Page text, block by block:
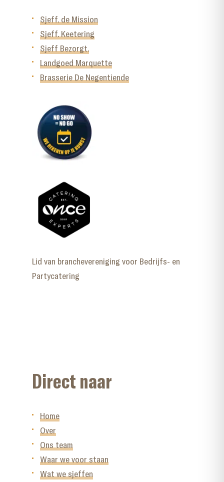
Sjeff. de Mission
Sjeff. Keetering
Sjeff Bezorgt.
Landgoed Marquette
Brasserie De Negentiende
Lid van branchevereniging voor Bedrijfs- en
Partycatering
Direct naar
Home
Over
Ons team
Waar we voor staan
Wat we sjeffen